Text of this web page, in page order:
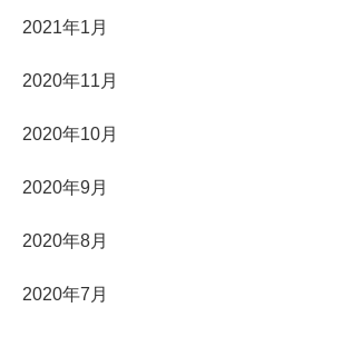
2021年1月
2020年11月
2020年10月
2020年9月
2020年8月
2020年7月